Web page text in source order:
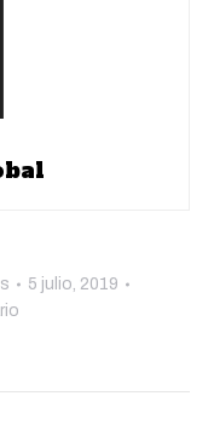
5 julio, 2019